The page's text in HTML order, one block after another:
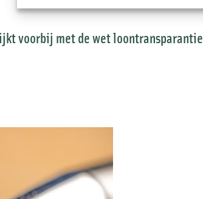
voorbij met de wet loontransparantie